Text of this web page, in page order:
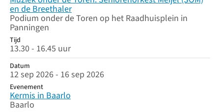
en de Breethaler
Podium onder de Toren op het Raadhuisplein in
Panningen
Tijd
13.30 - 16.45 uur
Datum
12 sep 2026 - 16 sep 2026
Evenement
Kermis in Baarlo
Baarlo